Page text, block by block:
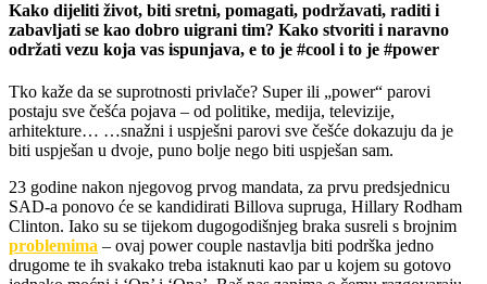
Kako dijeliti život, biti sretni, pomagati, podržavati, raditi i
zabavljati se kao dobro uigrani tim? Kako stvoriti i naravno
održati vezu koja vas ispunjava, e to je #cool i to je #power
Tko kaže da se suprotnosti privlače? Super ili „power“ parovi
postaju sve češća pojava – od politike, medija, televizije,
arhitekture… …snažni i uspješni parovi sve češće dokazuju da je
biti uspješan u dvoje, puno bolje nego biti uspješan sam.
23 godine nakon njegovog prvog mandata, za prvu predsjednicu
SAD-a ponovo će se kandidirati Billova supruga, Hillary Rodham
Clinton. Iako su se tijekom dugogodišnjeg braka susreli s brojnim
problemima – ovaj power couple nastavlja biti podrška jedno
drugome te ih svakako treba istaknuti kao par u kojem su gotovo